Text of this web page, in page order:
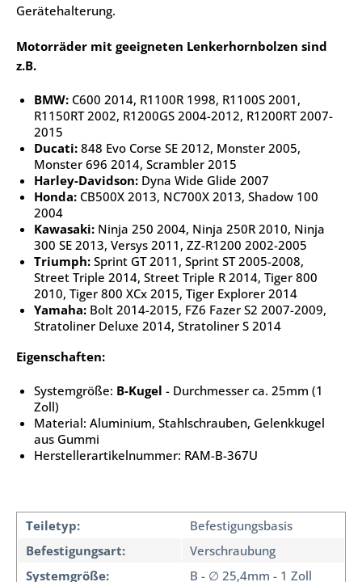
Gerätehalterung.
Motorräder mit geeigneten Lenkerhornbolzen sind
z.B.
BMW: C600 2014, R1100R 1998, R1100S 2001,
R1150RT 2002, R1200GS 2004-2012, R1200RT 2007-
2015
Ducati: 848 Evo Corse SE 2012, Monster 2005,
Monster 696 2014, Scrambler 2015
Harley-Davidson: Dyna Wide Glide 2007
Honda: CB500X 2013, NC700X 2013, Shadow 100
2004
Kawasaki: Ninja 250 2004, Ninja 250R 2010, Ninja
300 SE 2013, Versys 2011, ZZ-R1200 2002-2005
Triumph: Sprint GT 2011, Sprint ST 2005-2008,
Street Triple 2014, Street Triple R 2014, Tiger 800
2010, Tiger 800 XCx 2015, Tiger Explorer 2014
Yamaha: Bolt 2014-2015, FZ6 Fazer S2 2007-2009,
Stratoliner Deluxe 2014, Stratoliner S 2014
Eigenschaften:
Systemgröße: B-Kugel - Durchmesser ca. 25mm (1
Zoll)
Material: Aluminium, Stahlschrauben, Gelenkkugel
aus Gummi
Herstellerartikelnummer: RAM-B-367U
Teiletyp:
Befestigungsbasis
Befestigungsart:
Verschraubung
Systemgröße:
B - ∅ 25,4mm - 1 Zoll